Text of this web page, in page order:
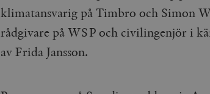
klimatansvarig på Timbro och Simon
rådgivare på WSP och civilingenjör i
av Frida Jansson.